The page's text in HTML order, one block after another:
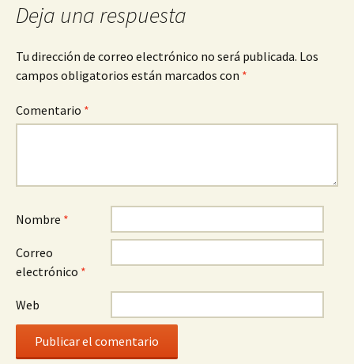
Deja una respuesta
Tu dirección de correo electrónico no será publicada. Los
campos obligatorios están marcados con *
Comentario *
Nombre *
Correo
electrónico *
Web